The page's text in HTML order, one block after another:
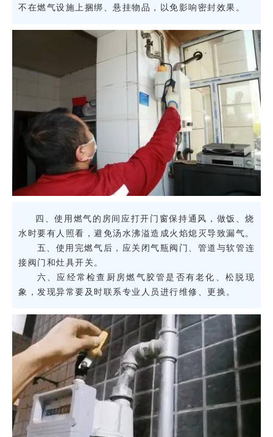
不在燃气设施上捆绑、悬挂物品，以免影响密封效果。
四、使用燃气的房间应打开门窗保持通风，做饭、烧
水时要有人照看，避免汤水沸溢造成火焰熄灭导致漏气。
五、使用完燃气后，应关闭气瓶阀门、管道与软管连
接阀门和灶具开关。
六、应经常检查厨房燃气胶管是否有老化、松脱现
象，发现异常要及时联系专业人员进行维修、更换。